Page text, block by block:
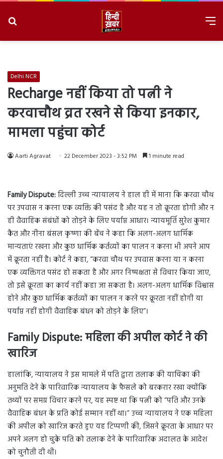
Delhi NCR
Recharge नहीं किया तो पत्नी ने
करवाचौथ व्रत रखने से किया इनकार,
मामला पहुंचा कोर्ट
Aarti Agravat 22 December 2023 - 3:52 PM 1 minute read
Family Dispute:दिल्ली उच्च न्यायालय ने हाल ही में माना कि करवा चौथ
पर उपवास न करना एक व्यक्ति की पसंद है और यह न तो क्रूरता होगी और न
ही वैवाहिक संबंधों को तोड़ने के लिए पर्याप्त आधार। न्यायमूर्ति सुरेश कुमार
कैत और नीना बंसल कृष्णा की बेंच ने कहा कि अलग-अलग धार्मिक
मान्यताएं रखना और कुछ धार्मिक कर्तव्यों का पालन न करना भी अपने आप
में क्रूरता नहीं है। कोर्ट ने कहा, “करवा चौथ पर उपवास करना या न करना
एक व्यक्तिगत पसंद हो सकता है और अगर निष्पक्षता से विचार किया जाए,
तो इसे क्रूरता का कार्य नहीं कहा जा सकता है। अलग-अलग धार्मिक विश्वास
होने और कुछ धार्मिक कर्तव्यों का पालन न करने पर क्रूरता नहीं होगी या
पर्याप्त नहीं होगी वैवाहिक बंधन को तोड़ने के लिए”।
Family Dispute: महिला की अपील कोर्ट ने की
खारिज
हालांकि, न्यायालय ने इस मामले में पति द्वारा तलाक की याचिका की
अनुमति देने के पारिवारिक न्यायालय के फैसले को बरकरार रखा क्योंकि
तथ्यों पर समग्र विचार करने पर, यह स्पष्ट था कि पत्नी को “पति और उनके
वैवाहिक बंधन के प्रति कोई सम्मान नहीं था।” उच्च न्यायालय ने एक महिला
की अपील को खारिज करते हुए यह टिप्पणी की, जिसने क्रूरता के आधार पर
अपने अलग हो चुके पति को तलाक देने के पारिवारिक अदालत के आदेश
को चुनौती दी थी।